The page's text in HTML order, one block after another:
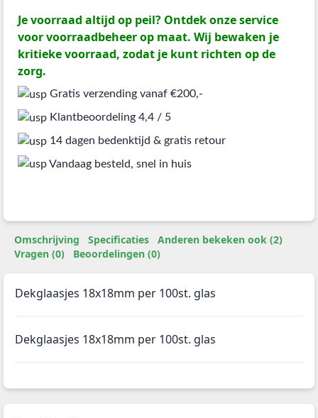
Je voorraad altijd op peil? Ontdek onze service
voor voorraadbeheer op maat. Wij bewaken je
kritieke voorraad, zodat je kunt richten op de
zorg.
Gratis verzending vanaf €200,-
Klantbeoordeling 4,4 / 5
14 dagen bedenktijd & gratis retour
Vandaag besteld, snel in huis
Omschrijving Specificaties
Anderen bekeken ook (2)
Vragen (0)
Beoordelingen (0)
Dekglaasjes 18x18mm per 100st. glas
Dekglaasjes 18x18mm per 100st. glas